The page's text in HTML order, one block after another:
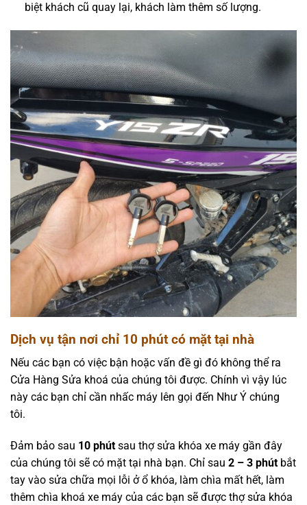
biệt khách cũ quay lại, khách làm thêm số lượng.
Dịch vụ tận nơi chỉ 10 phút có mặt tại nhà
Nếu các bạn có việc bận hoặc vấn đề gì đó không thể ra
Cửa Hàng Sửa khoá của chúng tôi được. Chính vì vậy lúc
này các bạn chỉ cần nhấc máy lên gọi đến Như Ý chúng
tôi.
Đảm bảo sau 10 phút sau thợ sửa khóa xe máy gần đây
của chúng tôi sẽ có mặt tại nhà bạn. Chỉ sau 2 – 3 phút bắt
tay vào sửa chữa mọi lỗi ở ổ khóa, làm chìa mất hết, làm
thêm chìa khoá xe máy của các bạn sẽ được thợ sửa khóa